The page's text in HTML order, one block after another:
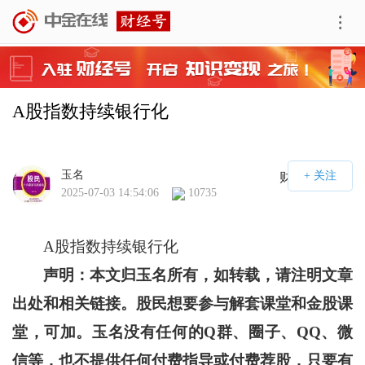
A股指数持续银行化
财经号APP
玉名
2025-07-03 14:54:06
10735
A股指数持续银行化
声明：本文归玉名所有，如转载，请注明文章
出处和相关链接。股民想要参与解套课堂和金股课
堂，可加。玉名没有任何的Q群、圈子、QQ、微
信等，也不提供任何付费指导或付费荐股，只要有